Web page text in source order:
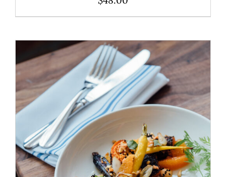
ADD TO CART / DÉTAILS